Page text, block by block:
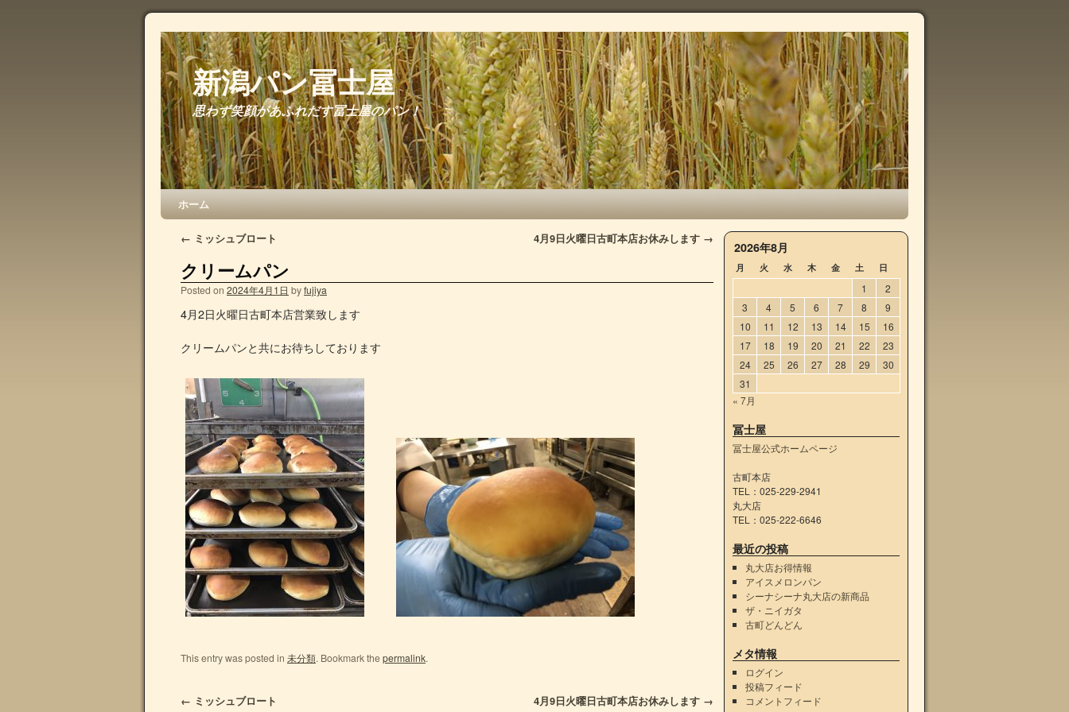
新潟パン冨士屋
思わず笑顔があふれだす冨士屋のパン！
ホーム
← ミッシュブロート 4月9日火曜日古町本店お休みします →
クリームパン
Posted on 2024年4月1日 byfujiya
4月2日火曜日古町本店営業致します
クリームパンと共にお待ちしております
This entry was posted in 未分類. Bookmark thepermalink.
← ミッシュブロート 4月9日火曜日古町本店お休みします →
2026年8月
月 火 水 木 金 土 日
1
2
3
4 5 6 7 8
9
10
11 12 13 14 15
16
17
18 19 20 21 22
23
24
25 26 27 28 29
30
31
« 7月
冨士屋
冨士屋公式ホームページ
古町本店
TEL：025-229-2941
丸大店
TEL：025-222-6646
最近の投稿
丸大店お得情報
アイスメロンパン
シーナシーナ丸大店の新商品
ザ・ニイガタ
古町どんどん
メタ情報
ログイン
投稿フィード
コメントフィード